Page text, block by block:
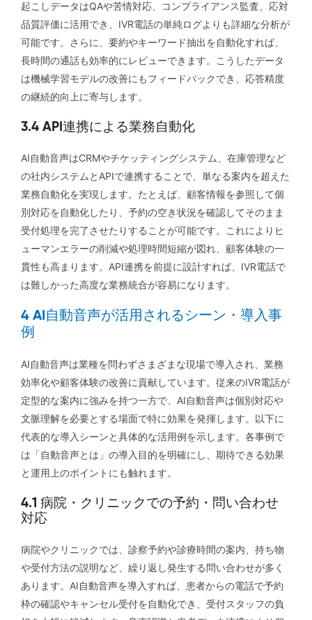
起こしデータはQAや苦情対応、コンプライアンス監査、応対
品質評価に活用でき、IVR電話の単純ログよりも詳細な分析が
可能です。さらに、要約やキーワード抽出を自動化すれば、
長時間の通話も効率的にレビューできます。こうしたデータ
は機械学習モデルの改善にもフィードバックでき、応答精度
の継続的向上に寄与します。
3.4 API連携による業務自動化
AI自動音声はCRMやチケッティングシステム、在庫管理など
の社内システムとAPIで連携することで、単なる案内を超えた
業務自動化を実現します。たとえば、顧客情報を参照して個
別対応を自動化したり、予約の空き状況を確認してそのまま
受付処理を完了させたりすることが可能です。これによりヒ
ューマンエラーの削減や処理時間短縮が図れ、顧客体験の一
貫性も高まります。API連携を前提に設計すれば、IVR電話で
は難しかった高度な業務統合が容易になります。
4 AI自動音声が活用されるシーン・導入事
例
AI自動音声は業種を問わずさまざまな現場で導入され、業務
効率化や顧客体験の改善に貢献しています。従来のIVR電話が
定型的な案内に強みを持つ一方で、AI自動音声は個別対応や
文脈理解を必要とする場面で特に効果を発揮します。以下に
代表的な導入シーンと具体的な活用例を示します。各事例で
は「自動音声とは」の導入目的を明確にし、期待できる効果
と運用上のポイントにも触れます。
4.1 病院・クリニックでの予約・問い合わせ
対応
病院やクリニックでは、診察予約や診療時間の案内、持ち物
や受付方法の説明など、繰り返し発生する問い合わせが多く
あります。AI自動音声を導入すれば、患者からの電話で予約
枠の確認やキャンセル受付を自動化でき、受付スタッフの負